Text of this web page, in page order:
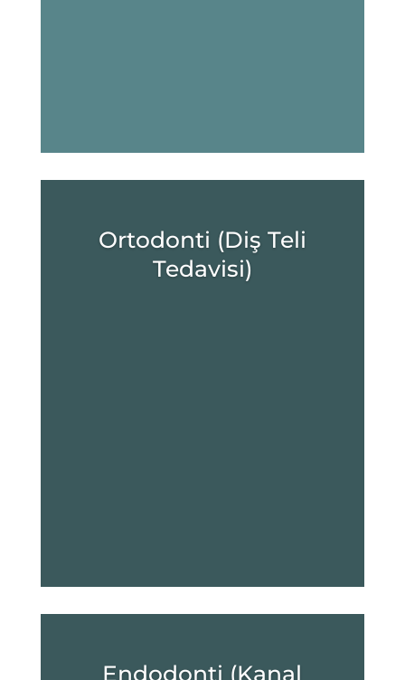
Ortodonti (Diş Teli
Tedavisi)
Endodonti (Kanal